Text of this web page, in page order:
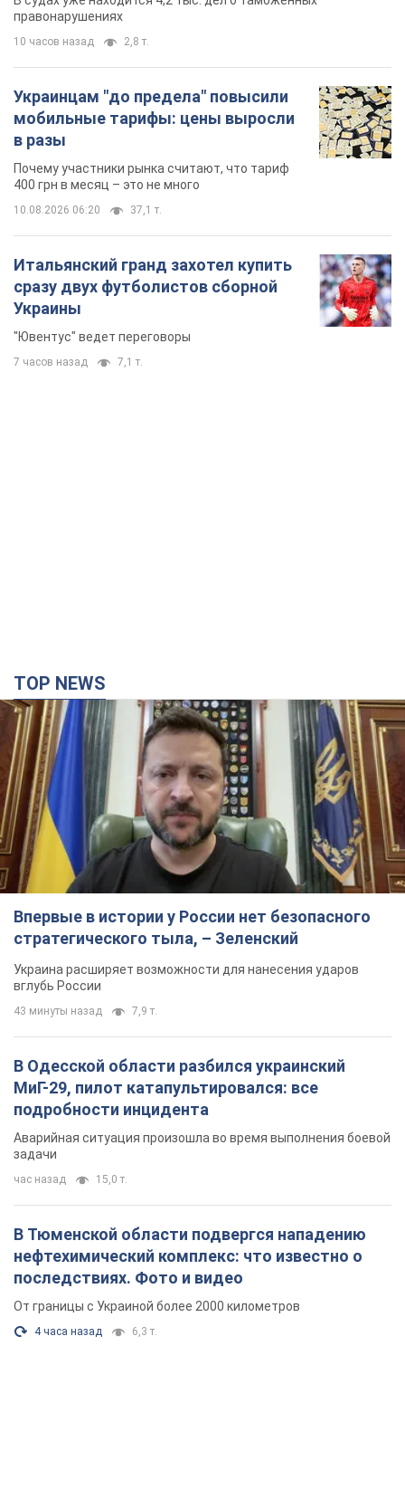
правонарушениях
10 часов назад 2,8 т.
Украинцам "до предела" повысили
мобильные тарифы: цены выросли
в разы
Почему участники рынка считают, что тариф
400 грн в месяц – это не много
10.08.2026 06:20 37,1 т.
Итальянский гранд захотел купить
сразу двух футболистов сборной
Украины
"Ювентус" ведет переговоры
7 часов назад 7,1 т.
TOP NEWS
Впервые в истории у России нет безопасного
стратегического тыла, – Зеленский
Украина расширяет возможности для нанесения ударов
вглубь России
43 минуты назад 7,9 т.
В Одесской области разбился украинский
МиГ-29, пилот катапультировался: все
подробности инцидента
Аварийная ситуация произошла во время выполнения боевой
задачи
час назад 15,0 т.
В Тюменской области подвергся нападению
нефтехимический комплекс: что известно о
последствиях. Фото и видео
От границы с Украиной более 2000 километров
4 часа назад 6,3 т.